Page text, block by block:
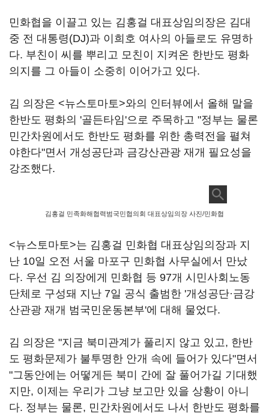
민화협을 이끌고 있는 김홍걸 대표상임의장은 김대
중 전 대통령(DJ)과 이희호 여사의 아들로도 유명하
다. 부친이 씨를 뿌리고 모친이 지켜온 한반도 평화
의지를 그 아들이 소중히 이어가고 있다.
김 의장은 <뉴스토마토>와의 인터뷰에서 올해 말을
한반도 평화의 '골든타임'으로 주목하고 "정부는 물론
민간차원에서도 한반도 평화를 위한 총력전을 펼쳐
야한다"면서 개성공단과 금강산관광 재개 필요성을
강조했다.
김홍걸 민족화해협력범국민협의회 대표상임의장 사진/민화협
<뉴스토마토>는 김홍걸 민화협 대표상임의장과 지
난 10일 오전 서울 마포구 민화협 사무실에서 만났
다. 우선 김 의장에게 민화협 등 97개 시민사회노동
단체로 구성돼 지난 7일 공식 출범한 '개성공단·금강
산관광 재개 범국민운동본부'에 대해 물었다.
김 의장은 "지금 북미관계가 풀리지 않고 있고, 한반
도 평화문제가 불투명한 안개 속에 들어가 있다"면서
"그동안에는 어떻게든 북미 간에 잘 풀어가길 기대했
지만, 이제는 우리가 그냥 보고만 있을 상황이 아니
다. 정부는 물론, 민간차원에서도 나서 한반도 평화를